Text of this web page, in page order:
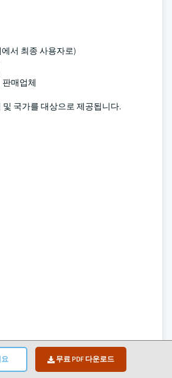
무료 PDF 다운로드
서 최종 사용자로)
매업체
국가를 대상으로 제공됩니다.
양